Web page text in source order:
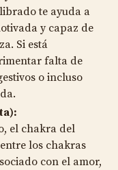
te ayuda a
y capaz de
Si está
falta de
o incluso
el chakra del
los chakras
con el amor,